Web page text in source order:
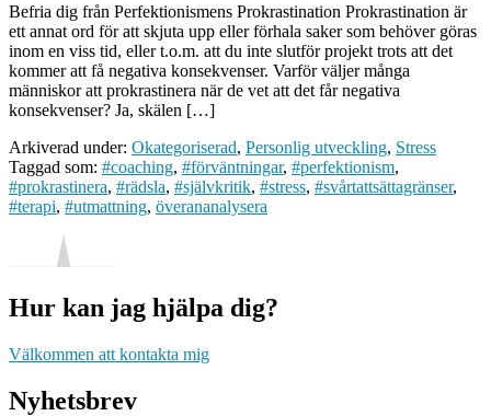
Befria dig från Perfektionismens Prokrastination Prokrastination är
ett annat ord för att skjuta upp eller förhala saker som behöver göras
inom en viss tid, eller t.o.m. att du inte slutför projekt trots att det
kommer att få negativa konsekvenser. Varför väljer många
människor att prokrastinera när de vet att det får negativa
konsekvenser? Ja, skälen […]
Arkiverad under: Okategoriserad, Personlig utveckling, Stress
Taggad som: #coaching, #förväntningar, #perfektionism,
#prokrastinera, #rädsla, #självkritik, #stress, #svårtattsättagränser,
#terapi, #utmattning, överananalysera
Hur kan jag hjälpa dig?
Välkommen att kontakta mig
Nyhetsbrev